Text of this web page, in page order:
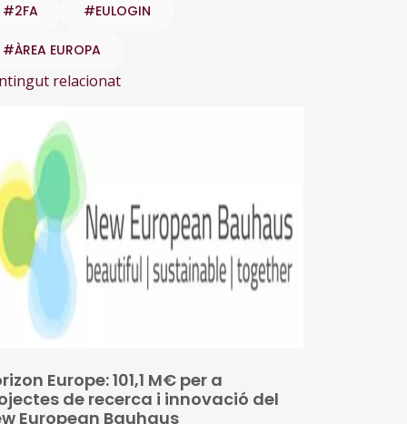
#2FA #EULOGIN
#ÀREA EUROPA
relacionat
Europe: 101,1 M€ per a
de recerca i innovació del
European Bauhaus